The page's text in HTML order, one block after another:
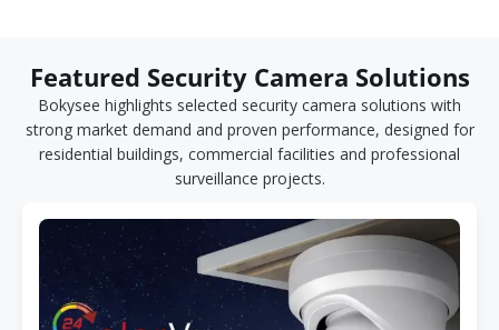
Featured Security Camera Solutions
Bokysee highlights selected security camera solutions with
strong market demand and proven performance, designed for
residential buildings, commercial facilities and professional
surveillance projects.